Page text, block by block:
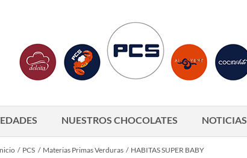
NUESTROS CHOCOLATES NOTICIAS
PCS Materias Primas Verduras
HABITAS SUPER BABY